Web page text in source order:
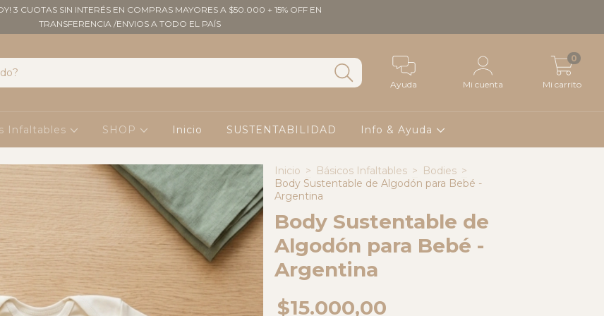
3 CUOTAS SIN INTERÉS EN COMPRAS MAYORES A $50.000 + 15% OFF EN
TRANSFERENCIA /ENVIOS A TODO EL PAÍS
Ayuda Mi cuenta Mi carrito
0
Infaltables SHOP Inicio SUSTENTABILIDAD Info & Ayuda
Inicio > Básicos Infaltables > Bodies >
Body Sustentable de Algodón para Bebé -
Argentina
Body Sustentable de
Algodón para Bebé -
Argentina
$15.000,00